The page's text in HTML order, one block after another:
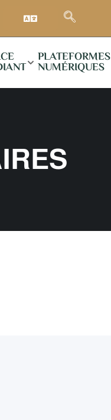
PLATEFORMES
NUMÉRIQUES